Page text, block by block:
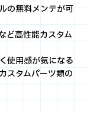
の無料メンテが可
ど高性能カスタム
使用感が気になる
スタムパーツ類の